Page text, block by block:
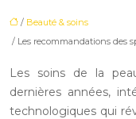
/ Beauté & soins
/ Les recommandations des
Les soins de la
dernières années,
technologiques qui